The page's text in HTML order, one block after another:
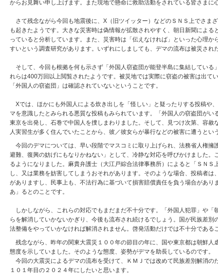
からお見舞い申し上げます。また現地で懸命に救助活動をされている皆さまに
さて残念ながら今回も地震後に、X（旧ツイッター）などのＳＮＳ上でさま
も起きたようです。大きな災害時は偽情報が拡散されやすく、朝日新聞によ
っていると分析しています。また、災害時は「伝えなければ」といった心理
すいという調査研究があります。いずれにしましても、デマの流布は被災さ
そして、今回も根拠を何も示さず「外国人窃盗団が能登半島に集結してい
れらは400万回以上閲覧されたようです。被災地では実際に窃盗の被害は出
「外国人の窃盗団」は確認されていないということです。
Xでは、ほかにも外国人による炊き出しを「怪しい」と疑ったりする投稿や
マを意識したとみられる悪質な投稿もみられています。「外国人の窃盗団が
東京を出発し、石巻で中国人を捜しまわりました。そして、見つけ次第、容
人実習生が多く住んでいたことから、彼／彼女らが暴行などの被害に遭うとい
今回のデマについては、早い段階でマスコミに取り上げられ、法務省人権
避難、復興の妨げにもなりかねない」として、冷静な対応を呼びかけました
るようになりました。麻貴弁護士（大江戸綜合法律事務所）によると「ＳＮ
し、又は業務を妨害してしまうおそれがあります。そのような場合、投稿者
がありますし、民事上も、不法行為に基づいて損害賠償責任を負う場合があ
あ」るとのことです。
しかしながら、これらの対応でもまだまだ不十分です。「外国人犯罪」や
らを解消していかないかぎり、今後も流布され続けるでしょう。国が民族差
法整備をやっていかなければ解消されません。啓発活動だけでは不十分である
残念ながら、昨年の関東大震災１００年の節目の年に、国や東京都は朝鮮
態度を示していました。そのような態度、姿勢がデマを助長しているのです。
今回の大震災によるデマの流布を受けて、ＫＭＪでは改めて民族差別解消
１０１年目の２０２４年にしたいと思います。